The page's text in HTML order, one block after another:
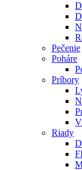
Pečenie
Poháre
Príbory
Riady